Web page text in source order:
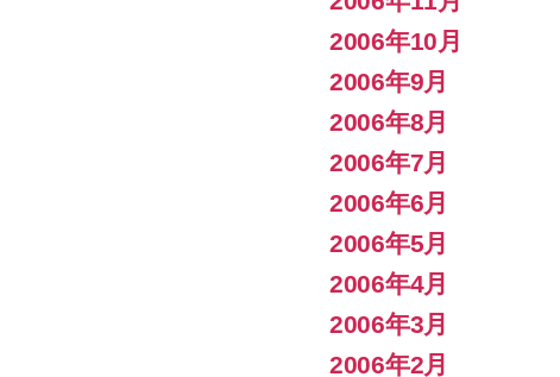
2006年10月
2006年9月
2006年8月
2006年7月
2006年6月
2006年5月
2006年4月
2006年3月
2006年2月